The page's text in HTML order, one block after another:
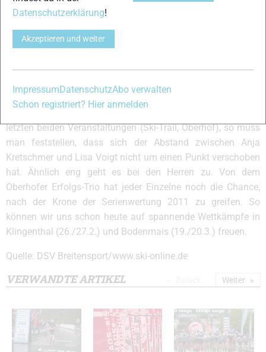
Anstieg vor der „Sägespäne-Runde“ hoch, sich gegenseitig
niederringend, um schließlich in vorgenannter Reihenfolge
die Ziellinie zu überqueren.
Serienwertung bleibt spannend
Die Serienwertung der 14.DSV-Skilanglaufserie 2011 bleibt
spannend. Keiner der Führenden darf sich einen Ausrutscher
erlauben. Betrachtet man bei den Damen die vergleichbaren
letzten beiden Veranstaltungen (Ski-Trail, Oberhof), so muss
man feststellen, dass sich der Abstand zwischen Anja
Kretschmer und Lisa Voigt nicht um einen Punkt verschoben
hat. Ähnlich eng geht es bei den Herren zu. Von dem
Oberhofer Erfolgs-Trio hat jeder Einzelne noch die Chance,
nach der Krone der Serienwertung 2011 zu greifen. So
können wir uns schon heute auf spannende Wettkämpfe in
Klingenthal (26./27.2.) und Bodenmais (19./20.3.) freuen.
Quelle: DSV Breitensport/www.ski-online.de
VERWANDTE ARTIKEL Weiter
Datenschutzerklärung!
Akzeptieren und weiter
ImpressumDatenschutzAbo verwalten
Schon registriert? Hier anmelden